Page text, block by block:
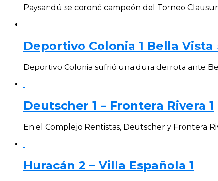
Paysandú se coronó campeón del Torneo
Deportivo Colonia 1 Bella Vista
Deportivo Colonia sufrió una dura derrota ante
Deutscher 1 – Frontera Rivera 1
En el Complejo Rentistas, Deutscher y Frontera
Huracán 2 – Villa Española 1